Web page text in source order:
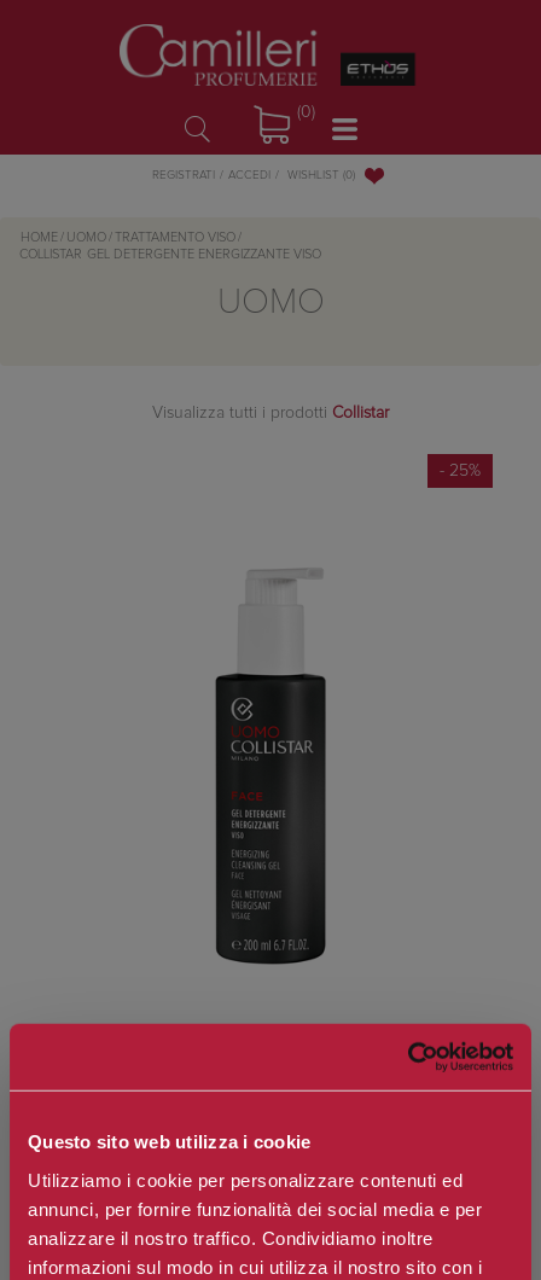
Questo sito web utilizza i cookie
Utilizziamo i cookie per personalizzare contenuti ed
annunci, per fornire funzionalità dei social media e per
analizzare il nostro traffico. Condividiamo inoltre
informazioni sul modo in cui utilizza il nostro sito con i
(0)
REGISTRATI ACCEDI WISHLIST (0)
HOME / UOMO / TRATTAMENTO VISO /
COLLISTAR GEL DETERGENTE ENERGIZZANTE VISO
UOMO
Visualizza tutti i prodotti Collistar
- 25%
COLLISTAR
Gel Detergente Energizzante Viso
Detergente Gel Energizzante Uomo.